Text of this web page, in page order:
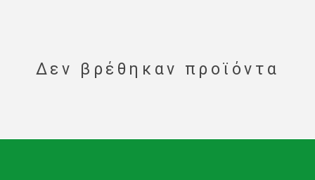
Δεν βρέθηκαν προϊόντα